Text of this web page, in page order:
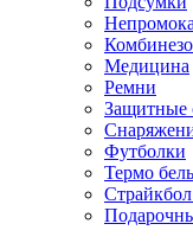
Медицина
Ремни
Защитные
Футболки
Термо